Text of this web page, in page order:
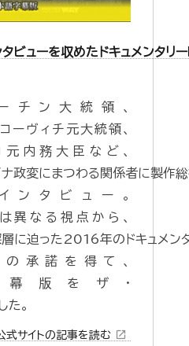
ビューを収めたドキュメンタ
チン大統領、
ーヴィチ元大統領、
内務大臣など、
政変にまつわる関係者に製作総
ンタビュー。
異なる視点から、
に迫った2016年のドキュメン
承諾を得て、
版をザ・
た。
式サイトの記事を読む open_in_new